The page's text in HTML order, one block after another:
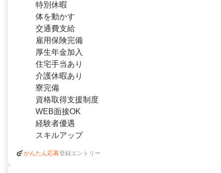
特別休暇
体を動かす
交通費支給
雇用保険完備
厚生年金加入
住宅手当あり
介護休暇あり
寮完備
資格取得支援制度
WEB面接OK
経験者優遇
スキルアップ
かんたん応募登録エントリー